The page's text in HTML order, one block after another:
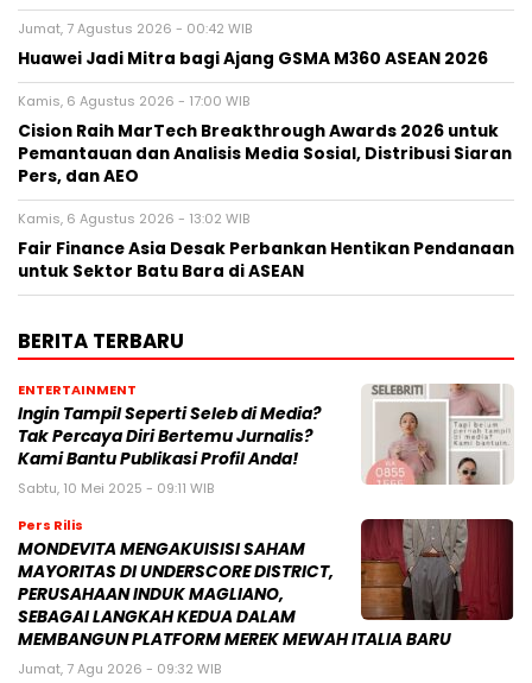
Jumat, 7 Agustus 2026 - 00:42 WIB
Huawei Jadi Mitra bagi Ajang GSMA M360 ASEAN 2026
Kamis, 6 Agustus 2026 - 17:00 WIB
Cision Raih MarTech Breakthrough Awards 2026 untuk
Pemantauan dan Analisis Media Sosial, Distribusi Siaran
Pers, dan AEO
Kamis, 6 Agustus 2026 - 13:02 WIB
Fair Finance Asia Desak Perbankan Hentikan Pendanaan
untuk Sektor Batu Bara di ASEAN
BERITA TERBARU
ENTERTAINMENT
Ingin Tampil Seperti Seleb di Media?
Tak Percaya Diri Bertemu Jurnalis?
Kami Bantu Publikasi Profil Anda!
Sabtu, 10 Mei 2025 - 09:11 WIB
Pers Rilis
MONDEVITA MENGAKUISISI SAHAM
MAYORITAS DI UNDERSCORE DISTRICT,
PERUSAHAAN INDUK MAGLIANO,
SEBAGAI LANGKAH KEDUA DALAM
MEMBANGUN PLATFORM MEREK MEWAH ITALIA BARU
Jumat, 7 Agu 2026 - 09:32 WIB